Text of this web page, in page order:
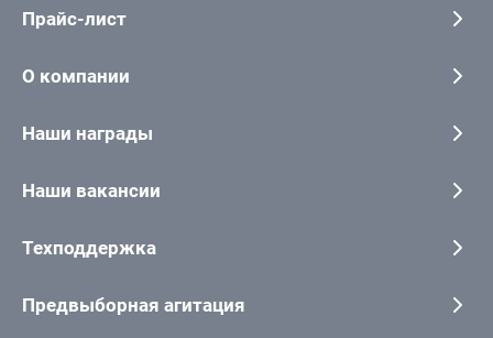
Прайс-лист
О компании
Наши награды
Наши вакансии
Техподдержка
Предвыборная агитация